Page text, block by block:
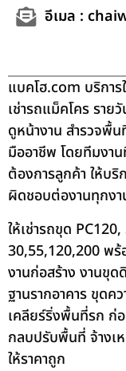
อีเมล :
แบคโฮ.com บริการ
เช่ารถแม็คโคร ราย
ดูหน้างาน สำรวจพื้น
มืออาชีพ โดยทีมงาน
ต้องการลูกค้า ให้บ
ผิดชอบต่องานทุกงา
ให้เช่ารถขุด
30,55,120,200 พร้
งานก่อสร้าง งานขุด
ฐานรากอาคาร ขุดค
เคลียร์ริ่งพื้นที่รก ก่
กลบปรับพื้นที่ จ้างเห
ให้ราคาถูก